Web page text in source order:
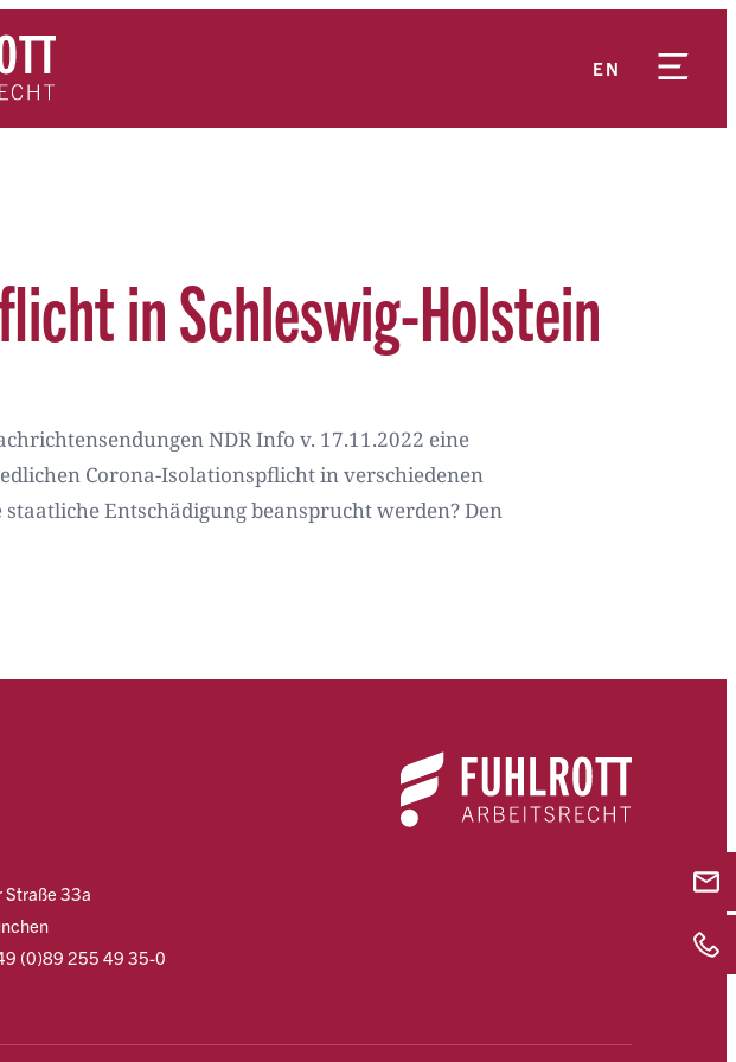
EN
in Schleswig-Holstein
NDR Info v. 17.11.2022 eine
Corona-Isolationspflicht in verschiedenen
Entschädigung beansprucht werden? Den
Straße 33a
(0)89 255 49 35-0